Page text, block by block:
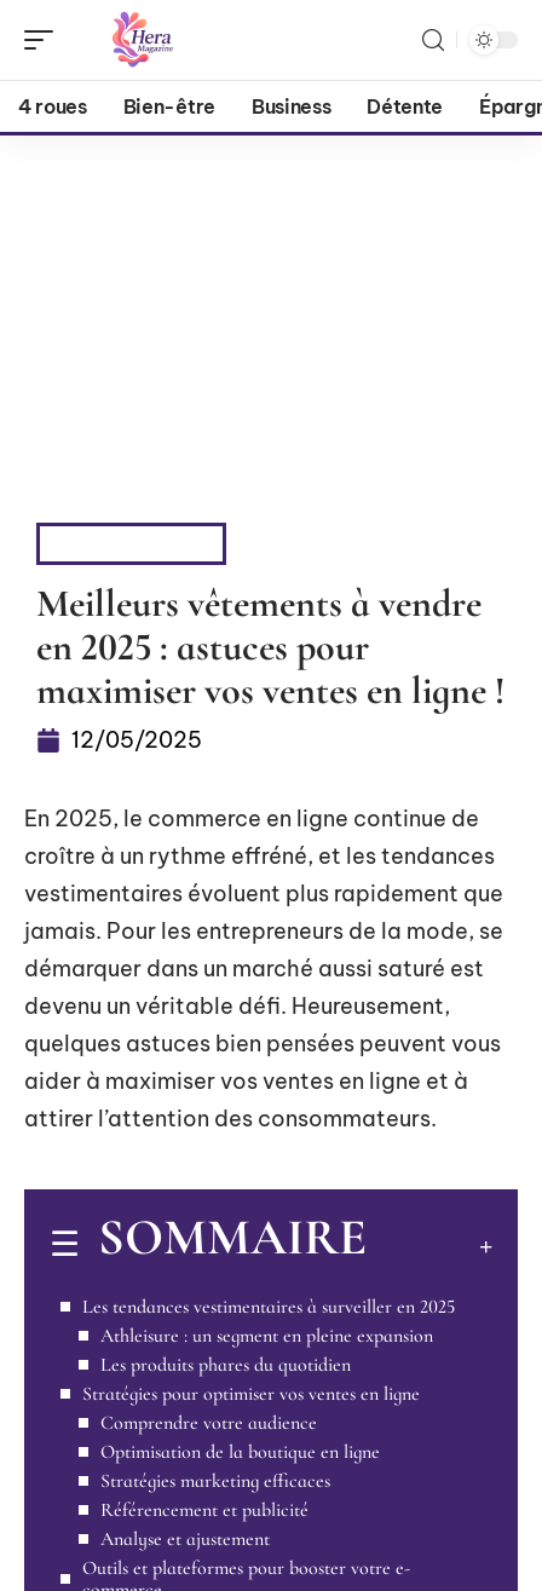
4 roues Bien-être Business Détente
Meilleurs vêtements à vendre
en 2025 : astuces pour
maximiser vos ventes en ligne !
12/05/2025
En 2025, le commerce en ligne continue de
croître à un rythme effréné, et les tendances
vestimentaires évoluent plus rapidement que
jamais. Pour les entrepreneurs de la mode, se
démarquer dans un marché aussi saturé est
devenu un véritable défi. Heureusement,
quelques astuces bien pensées peuvent vous
aider à maximiser vos ventes en ligne et à
attirer l’attention des consommateurs.
SOMMAIRE
Les tendances vestimentaires à surveiller en 2025
Athleisure : un segment en pleine expansion
Les produits phares du quotidien
Stratégies pour optimiser vos ventes en ligne
Comprendre votre audience
Optimisation de la boutique en ligne
Stratégies marketing efficaces
Référencement et publicité
Analyse et ajustement
Outils et plateformes pour booster votre e-